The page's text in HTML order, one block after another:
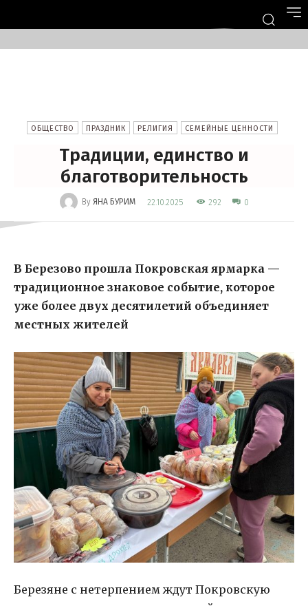
ОБЩЕСТВО ПРАЗДНИК РЕЛИГИЯ СЕМЕЙНЫЕ ЦЕННОСТИ
Традиции, единство и
благотворительность
By ЯНА БУРИМ 22.10.2025 292 0
В Березово прошла Покровская ярмарка —
традиционное знаковое событие, которое
уже более двух десятилетий объединяет
местных жителей
Березяне с нетерпением ждут Покровскую